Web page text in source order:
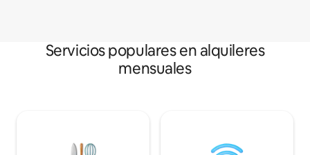
Servicios populares en alquileres
mensuales